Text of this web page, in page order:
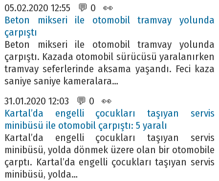
05.02.2020 12:55 💬 0 👀
Beton mikseri ile otomobil tramvay yolunda
çarpıştı
Beton mikseri ile otomobil tramvay yolunda
çarpıştı. Kazada otomobil sürücüsü yaralanırken
tramvay seferlerinde aksama yaşandı. Feci kaza
saniye saniye kameralara…
31.01.2020 12:03 💬 0 👀
Kartal’da engelli çocukları taşıyan servis
minibüsü ile otomobil çarpıştı: 5 yaralı
Kartal’da engelli çocukları taşıyan servis
minibüsü, yolda dönmek üzere olan bir otomobile
çarptı. Kartal’da engelli çocukları taşıyan servis
minibüsü, yolda…